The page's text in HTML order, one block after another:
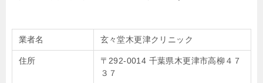
業者名 玄々堂木更津クリニック
住所
〒292-0014 千葉県木更津市高柳４７
３７